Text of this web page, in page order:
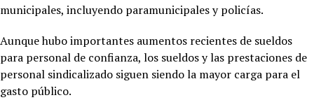
municipales, incluyendo paramunicipales y policías.
Aunque hubo importantes aumentos recientes de sueldos
para personal de confianza, los sueldos y las prestaciones de
personal sindicalizado siguen siendo la mayor carga para el
gasto público.